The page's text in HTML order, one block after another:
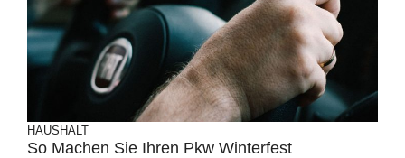
HAUSHALT
So Machen Sie Ihren Pkw Winterfest